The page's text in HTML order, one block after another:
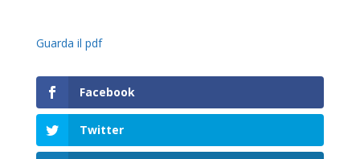
Guarda il pdf
Facebook
Twitter